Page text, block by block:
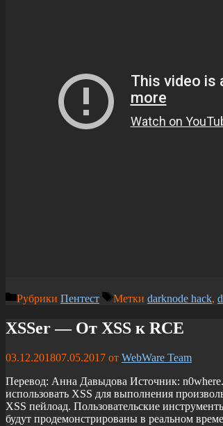
Рубрики Пентест Метки darknode hack,
XSSer — От XSS к RCE
03.12.201807.05.2017 от WebWare Team
Перевод: Анна Давыдова Источник:
использовать XSS для выполнения
XSS пейлоад. Пользовательские
будут продемонстрированы в реальном